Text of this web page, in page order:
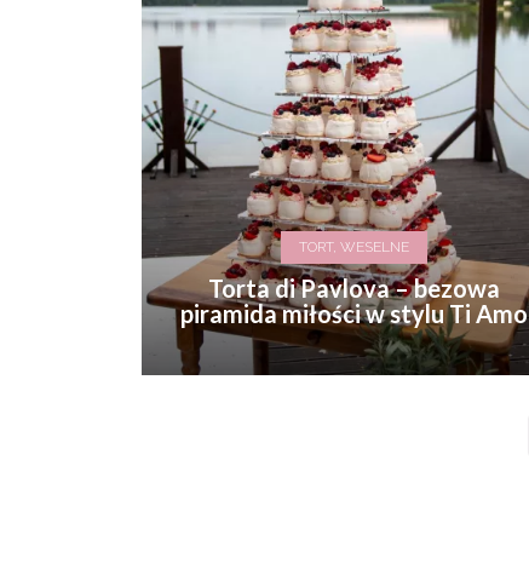
TORT, WESELNE
Torta di Pavlova – bezowa
piramida miłości w stylu Ti Amo